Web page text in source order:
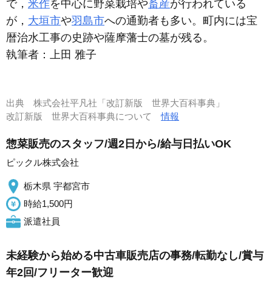
で， 米作を中心に野菜栽培や畜産が行われている
が， 大垣市や羽島市への通勤者も多い。町内には宝
暦治水工事の史跡や薩摩藩士の墓が残る。
執筆者：
上田 雅子
出典 株式会社平凡社「改訂新版 世界大百科事典」
改訂新版 世界大百科事典について情報
惣菜販売のスタッフ/週2日から/給与日払いOK
ピックル株式会社
栃木県 宇都宮市
時給1,500円
派遣社員
未経験から始める中古車販売店の事務/転勤なし/賞与
年2回/フリーター歓迎